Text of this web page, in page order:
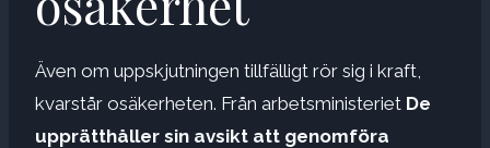
Även om uppskjutningen tillfälligt rör sig i kraft,
kvarstår osäkerheten. Från arbetsministeriet De
upprätthåller sin avsikt att genomföra